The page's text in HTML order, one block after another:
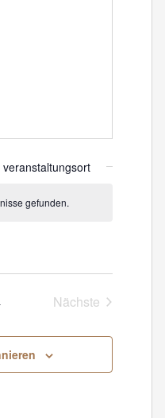
gefunden.
Nächste